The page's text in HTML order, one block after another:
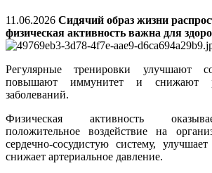
11.06.2026 Сидячий образ жизни
физическая активность важна для
Регулярные тренировки улучшают
повышают иммунитет и снижают
заболеваний.
Физическая активность
положительное воздействие на
сердечно-сосудистую систему,
снижает артериальное давление.